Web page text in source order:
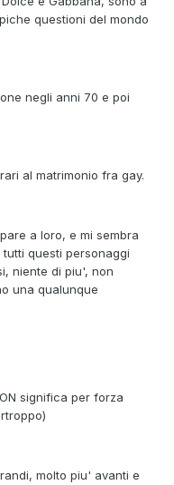
questioni del mondo
negli anni 70 e poi
al matrimonio fra gay.
a loro, e mi sembra
questi personaggi
niente di piu', non
una qualunque
significa per forza
molto piu' avanti e